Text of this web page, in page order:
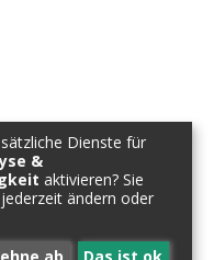
Dienste für
&
aktivieren? Sie
ändern oder